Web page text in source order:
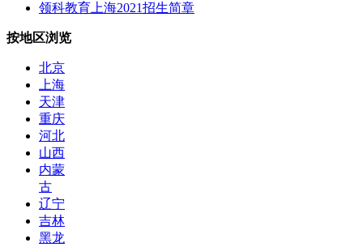
领科教育上海2021招生简章
按地区浏览
北京
上海
天津
重庆
河北
山西
内蒙
古
辽宁
吉林
黑龙